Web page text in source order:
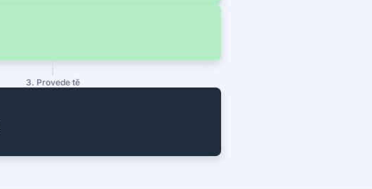
3. Provede tě